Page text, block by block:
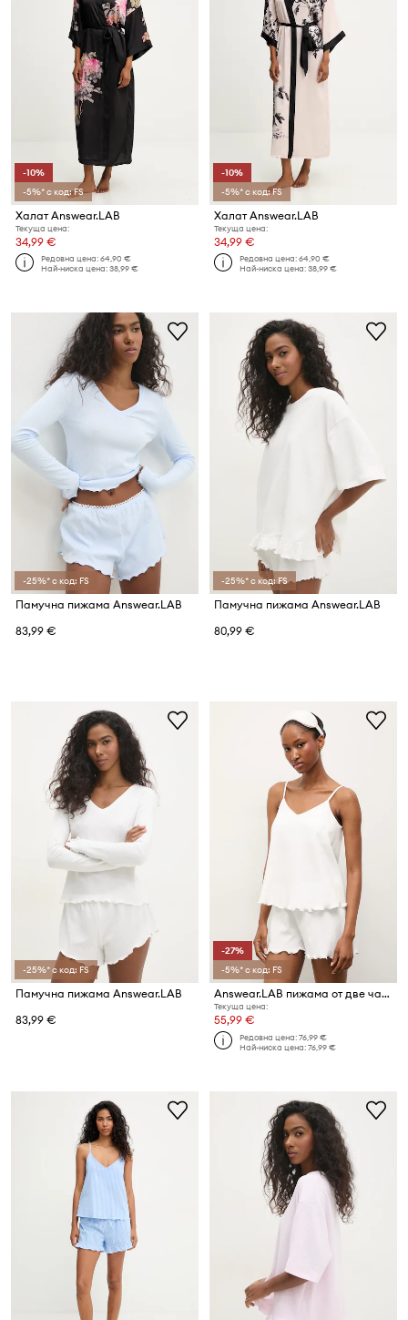
-10%
-5%* с код: FS
Халат Answear.LAB
Текуща цена:
34,99 €
Редовна цена:64,90 €
Най-ниска цена:38,99 €
-10%
-5%* с код: FS
Халат Answear.LAB
Текуща цена:
34,99 €
Редовна цена:64,90 €
Най-ниска цена:38,99 €
-25%* с код: FS
Памучна пижама Answear.LAB
83,99 €
-25%* с код: FS
Памучна пижама Answear.LAB
80,99 €
-25%* с код: FS
Памучна пижама Answear.LAB
83,99 €
-27%
-5%* с код: FS
Answear.LAB пижама от две части дамска от памук
Текуща цена:
55,99 €
Редовна цена:76,99 €
Най-ниска цена:76,99 €